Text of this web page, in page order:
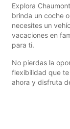
Explora
brinda un coche
necesites un
vacaciones en
para ti.
No pierdas la
flexibilidad que te
ahora y disfruta